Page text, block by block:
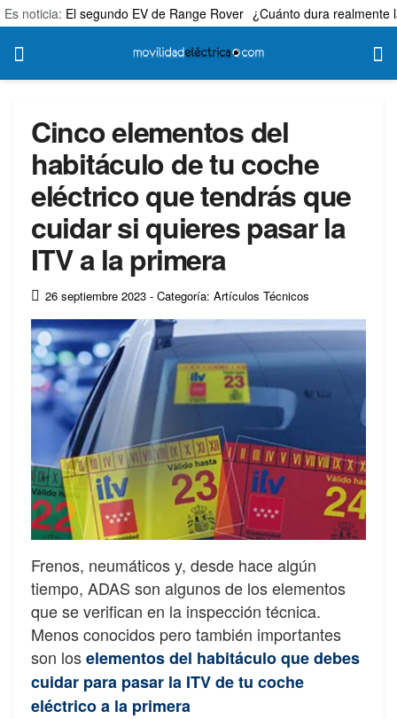
Es noticia: El segundo EV de Range Rover ¿Cuánto dura realmente
Cinco elementos del
habitáculo de tu coche
eléctrico que tendrás que
cuidar si quieres pasar la
ITV a la primera
26 septiembre 2023 - Categoría: Artículos Técnicos
Frenos, neumáticos y, desde hace algún
tiempo, ADAS son algunos de los elementos
que se verifican en la inspección técnica.
Menos conocidos pero también importantes
son loselementos del habitáculo que debes
cuidar para pasar la ITV de tu coche
eléctrico a la primera